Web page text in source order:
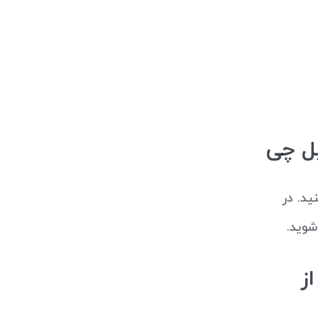
چی
در